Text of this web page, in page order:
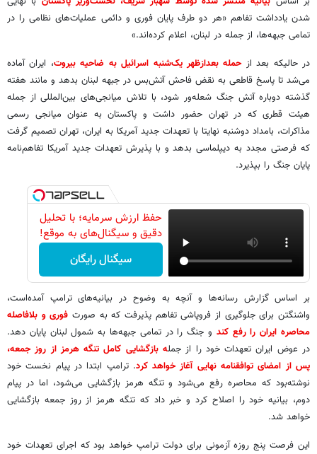
شدن یادداشت تفاهم «هر دو طرف پایان فوری و دائمی عملیات‌های نظامی را در
تمامی جبهه‌ها، از جمله در لبنان، اعلام کرده‌اند.»
در حالیکه بعد ازحمله بعدازظهر یک‌شنبه اسرائیل به ضاحیه بیروت، ایران آماده
می‌شد تا پاسخ قاطعی به نقض فاحش آتش‌بس در جبهه لبنان بدهد و مانند هفته
گذشته دوباره آتش جنگ شعله‌ور شود، با تلاش میانجی‌های بین‌المللی از جمله
هیئت قطری که در تهران حضور داشت و پاکستان به عنوان میانجی رسمی
مذاکرات، بامداد دوشنبه نهایتا با تعهدات جدید آمریکا به ایران، تهران تصمیم گرفت
که فرصتی مجدد به دیپلماسی بدهد و با پذیرش تعهدات جدید آمریکا تفاهم‌نامه
پایان جنگ را بپذیرد.
حفظ ارزش سرمایه؛ با تحلیل
دقیق و سیگنال‌های به موقع!
سیگنال رایگان
بر اساس گزارش رسانه‌ها و آنچه به وضوح در بیانیه‌های ترامپ آمده‌است،
واشنگتن برای جلوگیری از فروپاشی تفاهم پذیرفت که به صورت فوری و بلافاصله
محاصره ایران را رفع کند و جنگ را در تمامی جبهه‌ها به شمول لبنان پایان دهد.
در عوض ایران تعهدات خود را از جمله بازگشایی کامل تنگه هرمز از روز جمعه،
پس از امضای توافقنامه نهایی آغاز خواهد کرد. ترامپ ابتدا در پیام نخست خود
نوشته‌بود که محاصره رفع می‌شود و تنگه هرمز بازگشایی می‌شود، اما در پیام
دوم، بیانیه خود را اصلاح کرد و خبر داد که تنگه هرمز از روز جمعه بازگشایی
خواهد شد.
این فرصت پنج روزه آزمونی برای دولت ترامپ خواهد بود که اجرای تعهدات خود